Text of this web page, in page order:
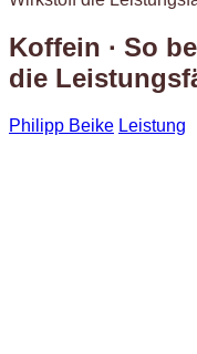
Koffein ∙ So
die
Philipp Beike Leistung